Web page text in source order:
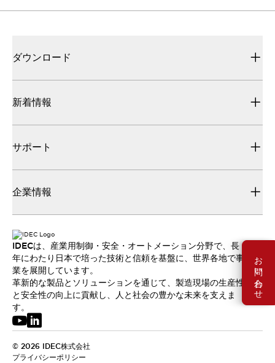
お問い合わせ
ダウンロード
新着情報
サポート
企業情報
IDECは、産業用制御・安全・オートメーション分野で、長
年にわたり日本で培った技術と信頼を基盤に、世界各地で事
業を展開しています。
革新的な製品とソリューションを通じて、製造現場の生産性
と安全性の向上に貢献し、人と社会の豊かな未来を支えま
す。
© 2026 IDEC株式会社
プライバシーポリシー